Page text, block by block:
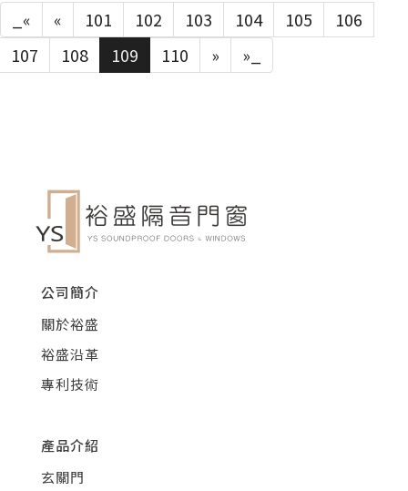
_« « 101 102 103 104 105
106
107
108 109 110 » »_
公司簡介
關於裕盛
裕盛沿革
專利技術
產品介紹
玄關門